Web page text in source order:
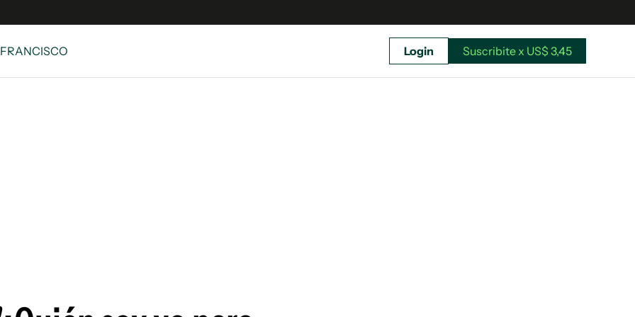
Login Suscribite x US$ 3,45